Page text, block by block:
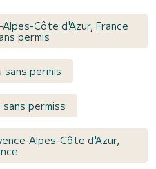
Côte d'Azur, France
permis
sans permis
permiss
Alpes-Côte d'Azur,